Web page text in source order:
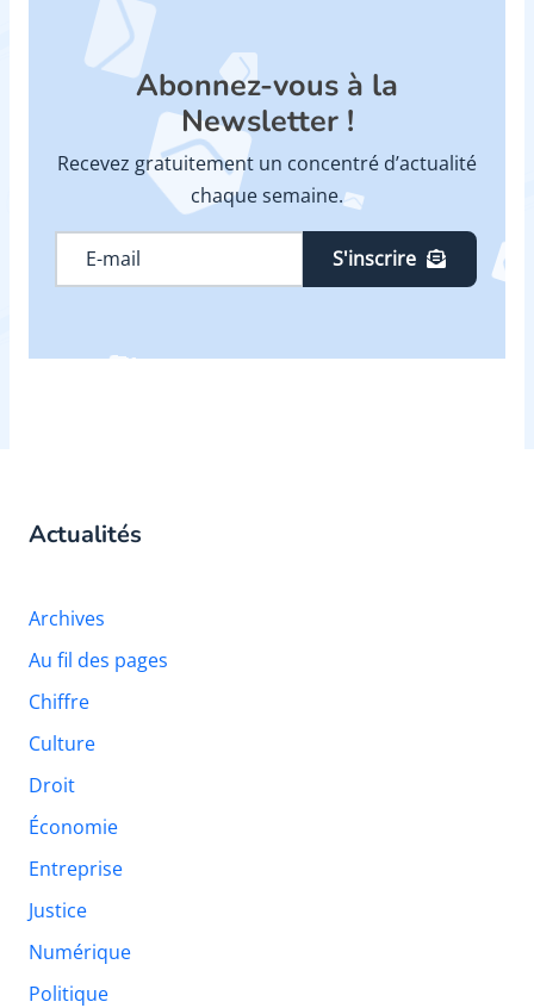
Abonnez-vous à la
Newsletter !
Recevez gratuitement un concentré d’actualité
chaque semaine.
S'inscrire
Actualités
Archives
Au fil des pages
Chiffre
Culture
Droit
Économie
Entreprise
Justice
Numérique
Politique